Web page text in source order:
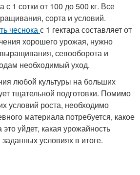
с 1 сотки от 100 до 500 кг. Все
сорта и условий.
чеснокас 1 гектара составляет от
хорошего урожая, нужно
севооборота и
необходимый уход.
любой культуры на больших
тщательной подготовки. Помимо
условий роста, необходимо
материала потребуется, какое
уйдет, какая урожайность
условиях в итоге.